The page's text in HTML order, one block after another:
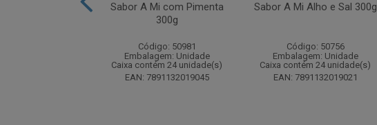
Sabor A Mi com Pimenta
300g
Código: 50981
Embalagem: Unidade
Caixa contém 24 unidade(s)
EAN: 7891132019045
Sabor A Mi Alho e Sal 300g
Código: 50756
Embalagem: Unidade
Caixa contém 24 unidade(s)
EAN: 7891132019021